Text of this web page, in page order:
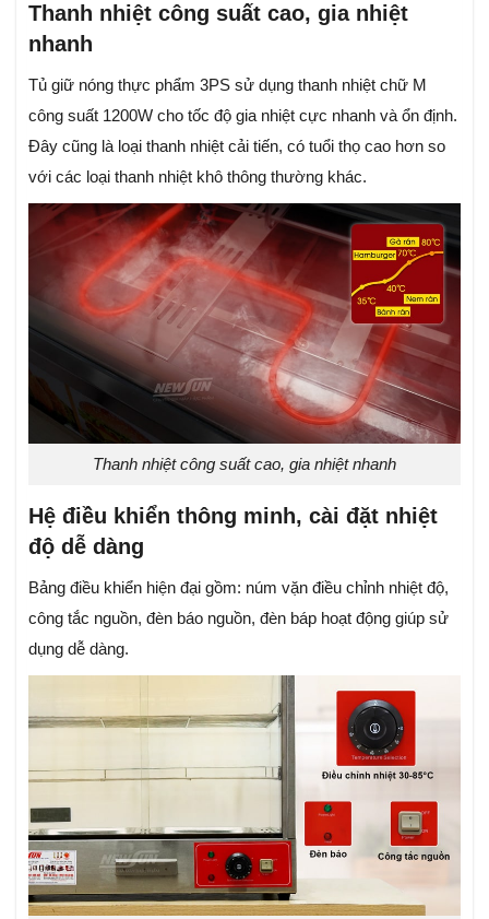
Thanh nhiệt công suất cao, gia nhiệt
nhanh
Tủ giữ nóng thực phẩm 3PS sử dụng thanh nhiệt chữ M
công suất 1200W cho tốc độ gia nhiệt cực nhanh và ổn định.
Đây cũng là loại thanh nhiệt cải tiến, có tuổi thọ cao hơn so
với các loại thanh nhiệt khô thông thường khác.
Thanh nhiệt công suất cao, gia nhiệt nhanh
Hệ điều khiển thông minh, cài đặt nhiệt
độ dễ dàng
Bảng điều khiển hiện đại gồm: núm vặn điều chỉnh nhiệt độ,
công tắc nguồn, đèn báo nguồn, đèn báp hoạt động giúp sử
dụng dễ dàng.